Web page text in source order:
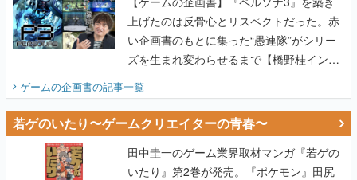
上げたのは反骨心とリスペクトだった。赤
い企画書のもとに集った“愚連隊”がシリー
ズを生まれ変わらせるまで【橋野桂インタ
ゲームの企画書の記事一覧
若ゲのいたり〜ゲームクリエイターの青春〜
田中圭一のゲーム業界取材マンガ『若ゲの
いたり』第2巻が発売。『ポケモン』田尻